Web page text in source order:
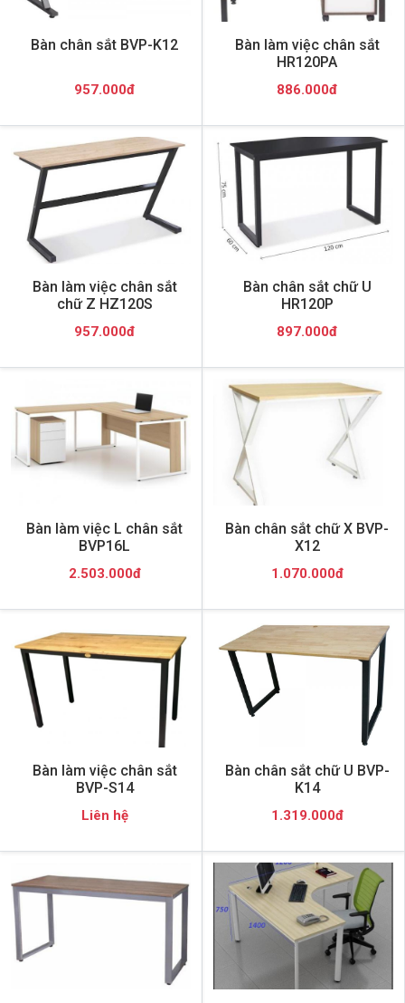
Bàn chân sắt BVP-K12
957.000đ
Bàn làm việc chân sắt
HR120PA
886.000đ
Bàn làm việc chân sắt
chữ Z HZ120S
957.000đ
Bàn chân sắt chữ U
HR120P
897.000đ
Bàn làm việc L chân sắt
BVP16L
2.503.000đ
Bàn chân sắt chữ X BVP-
X12
1.070.000đ
Bàn làm việc chân sắt
BVP-S14
Liên hệ
Bàn chân sắt chữ U BVP-
K14
1.319.000đ